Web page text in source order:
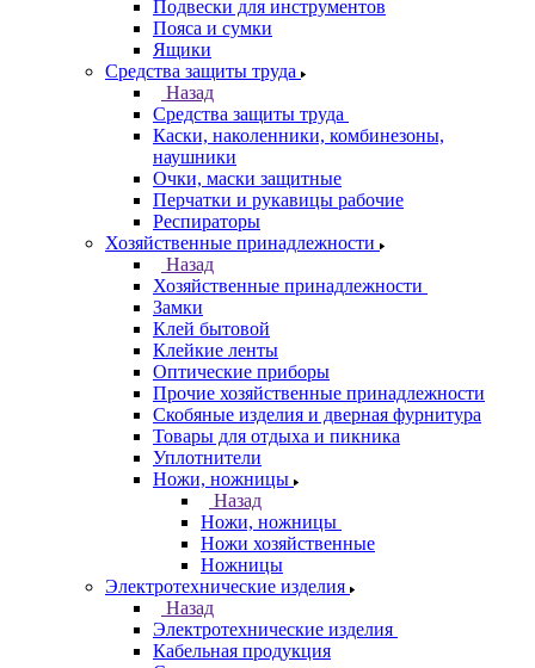
Подвески для инструментов
Пояса и сумки
Ящики
Средства защиты труда
Назад
Средства защиты труда
Каски, наколенники, комбинезоны,
наушники
Очки, маски защитные
Перчатки и рукавицы рабочие
Респираторы
Хозяйственные принадлежности
Назад
Хозяйственные принадлежности
Замки
Клей бытовой
Клейкие ленты
Оптические приборы
Прочие хозяйственные принадлежности
Скобяные изделия и дверная фурнитура
Товары для отдыха и пикника
Уплотнители
Ножи, ножницы
Назад
Ножи, ножницы
Ножи хозяйственные
Ножницы
Электротехнические изделия
Назад
Электротехнические изделия
Кабельная продукция